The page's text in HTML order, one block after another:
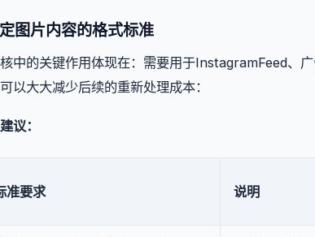
图片内容的格式标准
中的关键作用体现在：需要用于InstagramFeed、
以大大减少后续的重新处理成本：
议：
准要求 说明